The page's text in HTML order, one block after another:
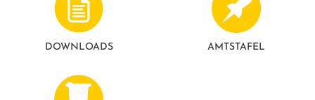
DOWNLOADS AMTSTAFEL